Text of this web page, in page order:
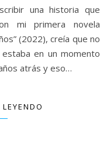
una historia que
mi primera novela
(2022), creía que no
en un momento
atrás y eso…